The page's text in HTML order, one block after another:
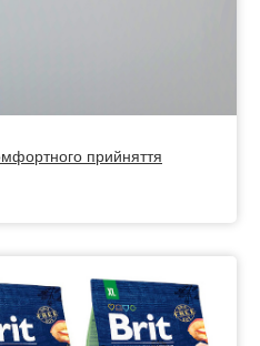
прийняття